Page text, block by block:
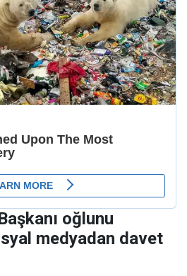
oğlunu
medyadan davet